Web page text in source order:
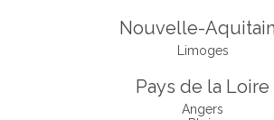
Nouvelle-
Limoges
Pays de la Loire
Angers